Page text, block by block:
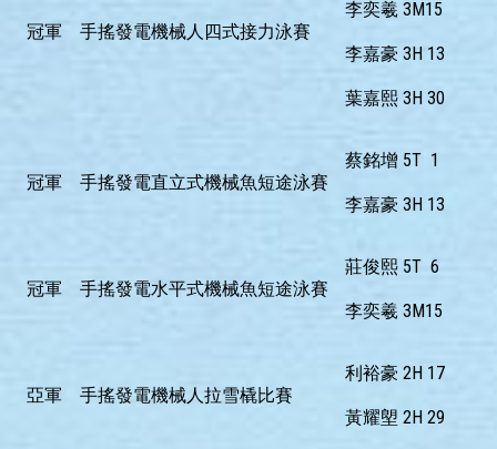
冠軍 手搖發電機械人四式接力泳賽
李奕羲 3M15
李嘉豪 3H 13
葉嘉熙 3H 30
冠軍 手搖發電直立式機械魚短途泳賽
蔡銘增 5T 1
李嘉豪 3H 13
冠軍 手搖發電水平式機械魚短途泳賽
莊俊熙 5T 6
李奕羲 3M15
亞軍 手搖發電機械人拉雪橇比賽
利裕豪 2H 17
黃耀塱 2H 29